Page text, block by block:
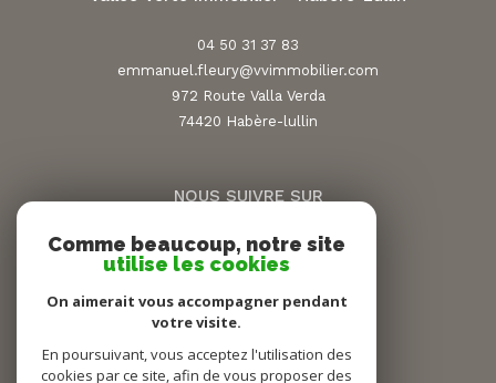
04 50 31 37 83
emmanuel.fleury@vvimmobilier.com
972 Route Valla Verda
74420
habère-lullin
NOUS SUIVRE SUR
ADHÉRENTS
Comme beaucoup, notre site
utilise les cookies
On aimerait vous accompagner pendant
votre visite.
En poursuivant, vous acceptez l'utilisation des
cookies par ce site, afin de vous proposer des